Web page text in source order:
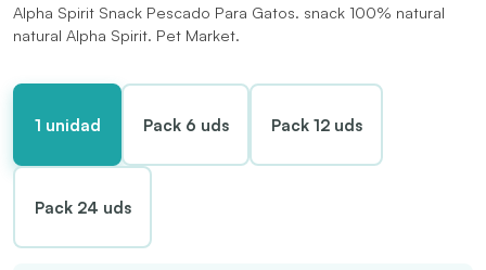
precios:
desde
hasta
Alpha Spirit Snack Pescado Para Gatos. snack 100% natural
natural Alpha Spirit. Pet Market.
1 unidad Pack 6 uds Pack 12 uds
Pack 24 uds